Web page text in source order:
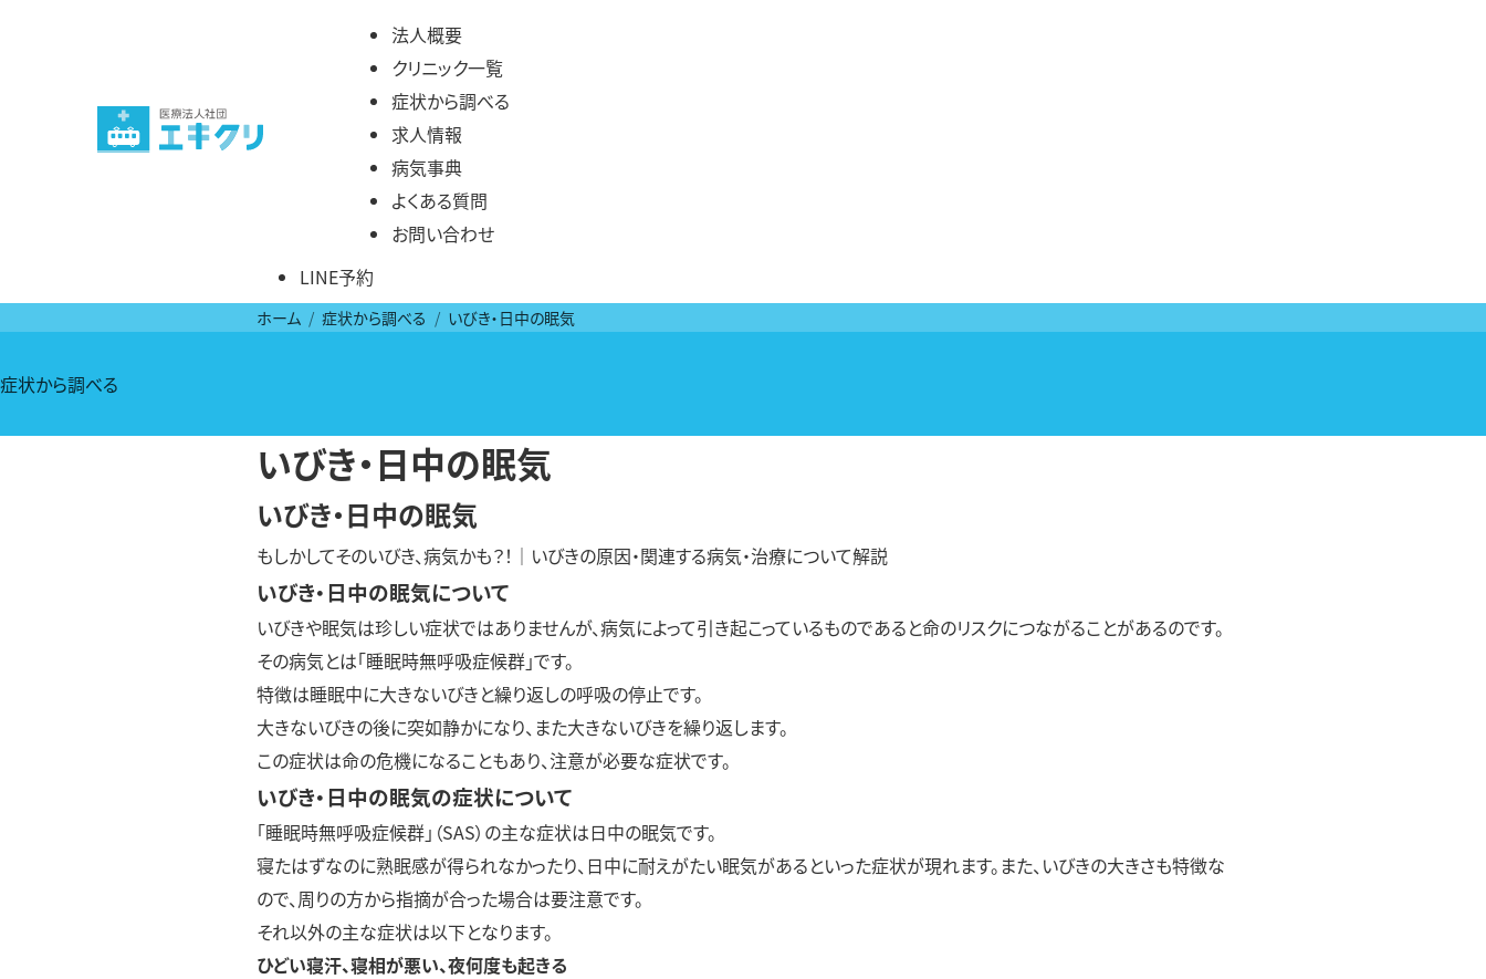
法人概要
クリニック一覧
症状から調べる
求人情報
病気事典
よくある質問
お問い合わせ
LINE予約
ホーム 症状から調べる いびき・日中の眠気
症状から調べる
いびき・日中の眠気
いびき・日中の眠気
もしかしてそのいびき、病気かも？！｜いびきの原因・関連する病気・治療について解説
いびき・日中の眠気について
いびきや眠気は珍しい症状ではありませんが、病気によって引き起こっているものであると命のリスクにつながることがあるのです。
その病気とは「睡眠時無呼吸症候群」です。
特徴は睡眠中に大きないびきと繰り返しの呼吸の停止です。
大きないびきの後に突如静かになり、また大きないびきを繰り返します。
この症状は命の危機になることもあり、注意が必要な症状です。
いびき・日中の眠気の症状について
「睡眠時無呼吸症候群」（SAS）の主な症状は日中の眠気です。
寝たはずなのに熟眠感が得られなかったり、日中に耐えがたい眠気があるといった症状が現れます。また、いびきの大きさも特徴な
ので、周りの方から指摘が合った場合は要注意です。
それ以外の主な症状は以下となります。
ひどい寝汗、寝相が悪い、夜何度も起きる